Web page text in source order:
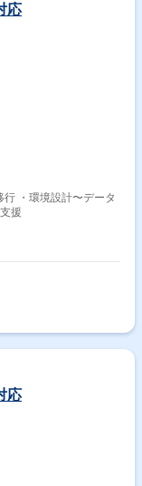
応
・環境設計〜データ
援
応